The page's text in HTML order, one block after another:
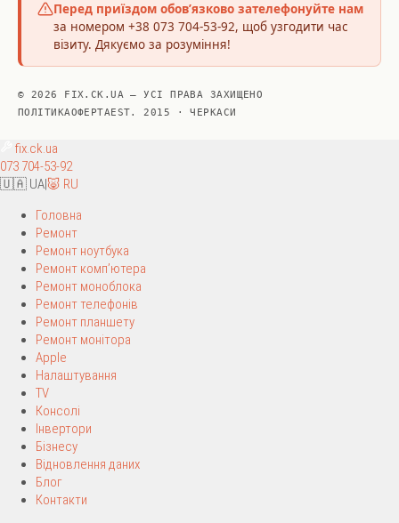
Перед приїздом обов’язково зателефонуйте нам
за номером +38 073 704-53-92, щоб узгодити час
візиту. Дякуємо за розуміння!
© 2026 FIX.CK.UA — УСІ ПРАВА ЗАХИЩЕНО
ПОЛІТИКАОФЕРТАEST. 2015 · ЧЕРКАСИ
fix.ck.ua
073 704-53-92
🇺🇦 UA|🐷 RU
Головна
Ремонт
Ремонт ноутбука
Ремонт комп’ютера
Ремонт моноблока
Ремонт телефонів
Ремонт планшету
Ремонт монітора
Apple
Налаштування
TV
Консолі
Інвертори
Бізнесу
Відновлення даних
Блог
Контакти